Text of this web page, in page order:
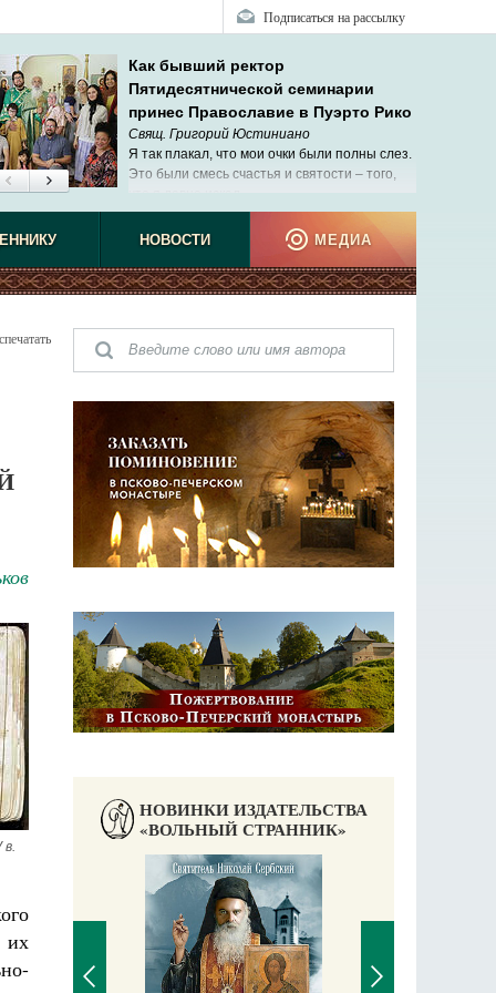
Подписаться на рассылку
Как бывший ректор
Пятидесятнической семинарии
принес Православие в Пуэрто Рико
Свящ. Григорий Юстиниано
Я так плакал, что мои очки были полны слез.
Это были смесь счастья и святости – того,
НОВОСТИ МЕДИА
в.
их
НОВИНКИ ИЗДАТЕЛЬСТВА
«ВОЛЬНЫЙ СТРАННИК»